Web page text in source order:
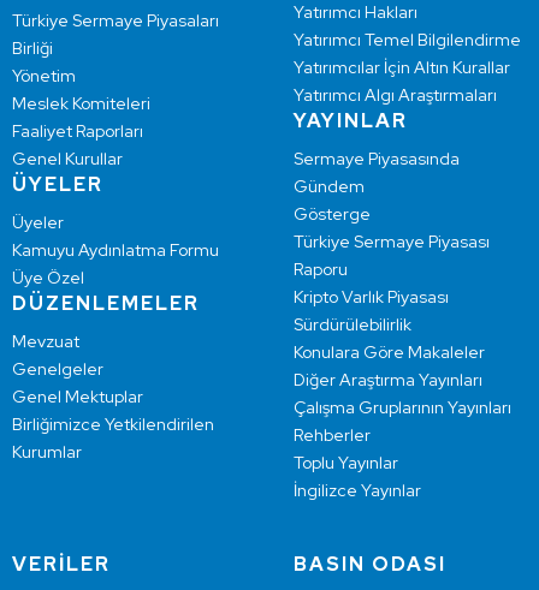
Türkiye Sermaye Piyasaları
Birliği
Yönetim
Meslek Komiteleri
Faaliyet Raporları
Genel Kurullar
ÜYELER
Üyeler
Kamuyu Aydınlatma Formu
Üye Özel
DÜZENLEMELER
Mevzuat
Genelgeler
Genel Mektuplar
Birliğimizce Yetkilendirilen
Kurumlar
Yatırımcı Hakları
Yatırımcı Temel Bilgilendirme
Yatırımcılar İçin Altın Kurallar
Yatırımcı Algı Araştırmaları
YAYINLAR
Sermaye Piyasasında
Gündem
Gösterge
Türkiye Sermaye Piyasası
Raporu
Kripto Varlık Piyasası
Sürdürülebilirlik
Konulara Göre Makaleler
Diğer Araştırma Yayınları
Çalışma Gruplarının Yayınları
Rehberler
Toplu Yayınlar
İngilizce Yayınlar
VERİLER BASIN ODASI